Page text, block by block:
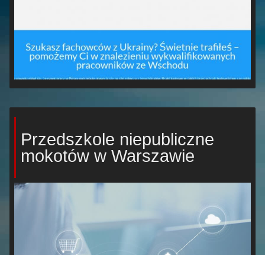
Przedszkole niepubliczne
mokotów w Warszawie